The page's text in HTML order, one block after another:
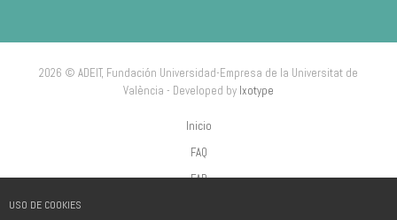
USO DE COOKIES
2026 © ADEIT, Fundación Universidad-Empresa de la Universitat de
València - Developed by Ixotype
Inicio
FAQ
FAP